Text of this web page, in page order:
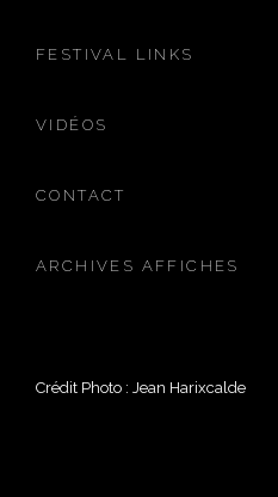
FESTIVAL LINKS
VIDÉOS
CONTACT
ARCHIVES AFFICHES
Crédit Photo : Jean Harixcalde